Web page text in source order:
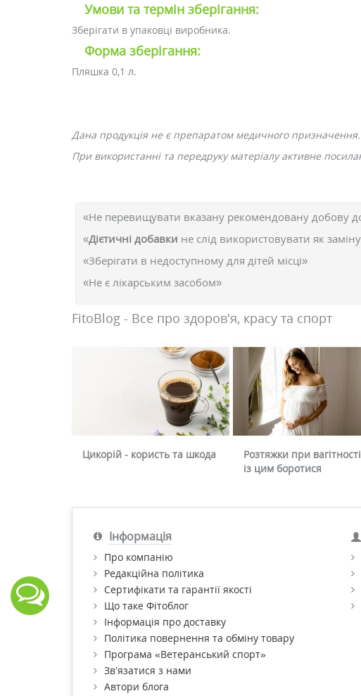
Умови та термін зберігання:
Зберігати в упаковці виробника.
Форма зберігання:
Пляшка 0,1 л.
Дана продукція не є препаратом медичного призначення.
При використанні та передруку матеріалу активне
«Не перевищувати вказану рекомендовану добову
«Дієтичні добавки не слід використовувати як
«Зберігати в недоступному для дітей місці»
«Не є лікарським засобом»
FitoBlog - Все про здоров'я, красу та спорт
Цикорій - користь та шкода
Розтяжки при
із цим боротися
Інформація
Про компанію
Редакційна політика
Сертифікати та гарантії якості
Що таке Фітоблог
Інформація про доставку
Політика повернення та обміну товару
Програма «Ветеранський спорт»
Зв’язатися з нами
Автори блога